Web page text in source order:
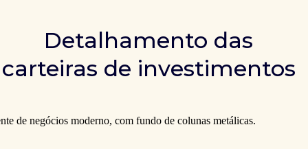
Detalhamento das
carteiras de investimentos